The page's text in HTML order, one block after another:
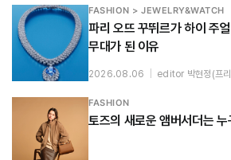
FASHION > JEWELRY&WATCH
파리 오뜨 꾸뛰르가 하이 주
무대가 된 이유
2026.08.06 editor 박현정(프
FASHION
토즈의 새로운 앰버서더는 누